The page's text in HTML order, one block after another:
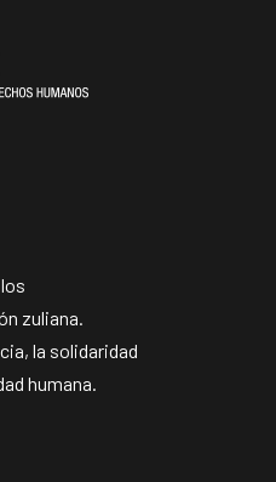
zuliana.
la solidaridad
humana.